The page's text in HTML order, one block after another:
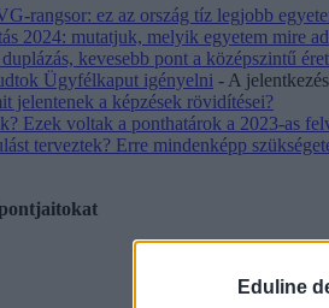
Eduline
rangsor: ez az ország tíz legjobb
2024: mutatjuk, melyik egyetem mire
kevesebb pont a középszintű
Ügyfélkaput igényelni - A
jelentenek a képzések rövidítései?
Ezek voltak a ponthatárok a 2023-as
terveztek? Erre mindenképp